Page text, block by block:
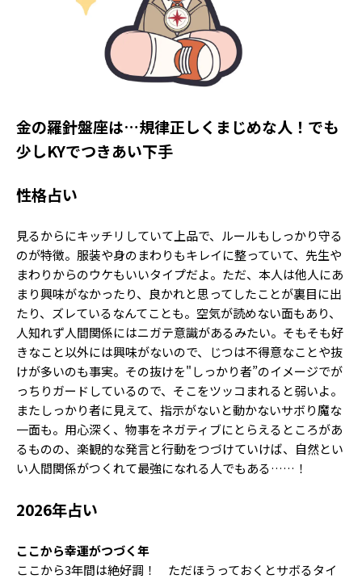
金の羅針盤座は…規律正しくまじめな人！でも
少しKYでつきあい下手
性格占い
見るからにキッチリしていて上品で、ルールもしっかり守る
のが特徴。服装や身のまわりもキレイに整っていて、先生や
まわりからのウケもいいタイプだよ。ただ、本人は他人にあ
まり興味がなかったり、良かれと思ってしたことが裏目に出
たり、ズレているなんてことも。空気が読めない面もあり、
人知れず人間関係にはニガテ意識があるみたい。そもそも好
きなこと以外には興味がないので、じつは不得意なことや抜
けが多いのも事実。その抜けを"しっかり者”のイメージでが
っちりガードしているので、そこをツッコまれると弱いよ。
またしっかり者に見えて、指示がないと動かないサボり魔な
一面も。用心深く、物事をネガティブにとらえるところがあ
るものの、楽観的な発言と行動をつづけていけば、自然とい
い人間関係がつくれて最強になれる人でもある……！
2026年占い
ここから幸運がつづく年
ここから3年間は絶好調！ ただほうっておくとサボるタイ